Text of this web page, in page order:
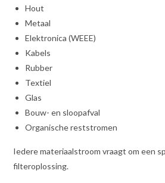
Hout
Metaal
Elektronica (WEEE)
Kabels
Rubber
Textiel
Glas
Bouw- en sloopafval
Organische reststromen
Iedere materiaalstroom vraagt om een
filteroplossing.